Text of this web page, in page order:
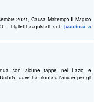
2021, Causa Maltempo Il Magico
I biglietti acquistati onl...[continua a
con alcune tappe nel Lazio e
dove ha trionfato l'amore per gli